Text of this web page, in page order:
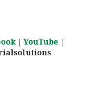
| YouTube |